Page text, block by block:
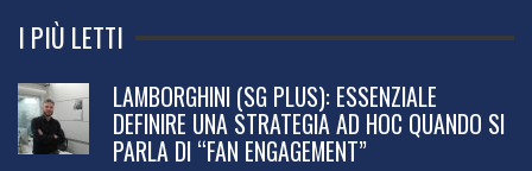
I PIÙ LETTI
LAMBORGHINI (SG PLUS): ESSENZIALE
DEFINIRE UNA STRATEGIA AD HOC QUANDO SI
PARLA DI “FAN ENGAGEMENT”